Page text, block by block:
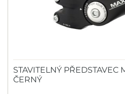
STAVITELNÝ PŘEDSTAVEC
ČERNÝ